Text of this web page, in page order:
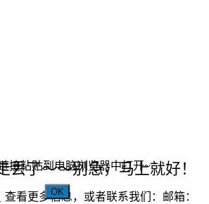
丢了～～别急，马上就好！
查看更多信息，或者联系我们：邮箱：
接粘贴到电脑浏览器中打开~
OK